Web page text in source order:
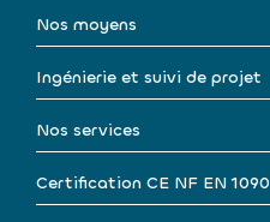
Nos moyens
Ingénierie et suivi de projet
Nos services
Certification CE NF EN 1090